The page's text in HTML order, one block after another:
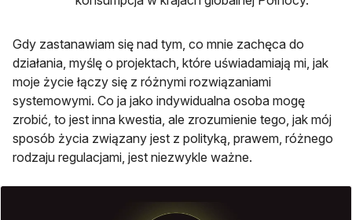
Gdy zastanawiam się nad tym, co mnie zachęca do
działania, myślę o projektach, które uświadamiają mi, jak
moje życie łączy się z różnymi rozwiązaniami
systemowymi. Co ja jako indywidualna osoba mogę
zrobić, to jest inna kwestia, ale zrozumienie tego, jak mój
sposób życia związany jest z polityką, prawem, różnego
rodzaju regulacjami, jest niezwykle ważne.